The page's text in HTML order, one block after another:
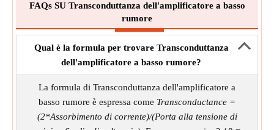
FAQs SU Transconduttanza dell'amplificatore a basso
rumore
Qual è la formula per trovare Transconduttanza
dell'amplificatore a basso rumore?
La formula di Transconduttanza dell'amplificatore a
basso rumore è espressa come Transconductance =
(2*Assorbimento di corrente)/(Porta alla tensione di